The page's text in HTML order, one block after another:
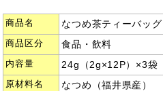
商品名 なつめ茶ティーバッグ
商品区分 食品・飲料
内容量 24g（2g×12P）×3袋
原材料名 なつめ（福井県産）